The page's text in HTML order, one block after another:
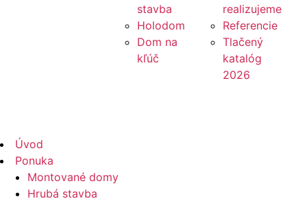
stavba
Holodom
Dom na
kľúč
realizujeme
Referencie
Tlačený
katalóg
2026
Úvod
Ponuka
Montované domy
Hrubá stavba